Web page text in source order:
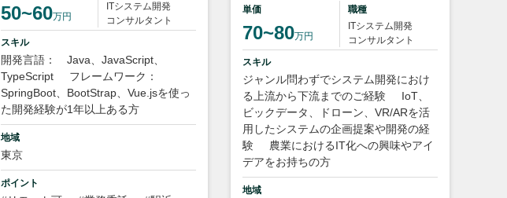
50~60万円
ITシステム開発
コンサルタント
スキル
開発言語： Java、JavaScript、
TypeScript
フレームワーク：
SpringBoot、BootStrap、Vue.jsを使っ
た開発経験が1年以上ある方
地域
東京
ポイント
単価
70~80万円
職種
ITシステム開発
コンサルタント
スキル
ジャンル問わずでシステム開発におけ
る上流から下流までのご経験
IoT、
ビックデータ、ドローン、VR/ARを活
用したシステムの企画提案や開発の経
験
農業におけるIT化への興味やアイ
デアをお持ちの方
地域